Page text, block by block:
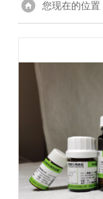
您现在的位置